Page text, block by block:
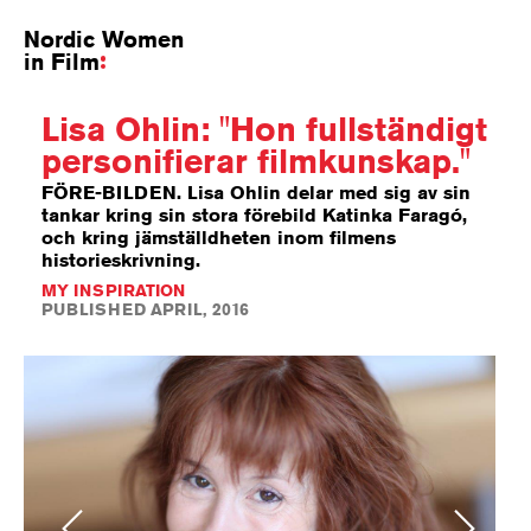
Nordic Women
in Film
Lisa Ohlin: "Hon fullständigt
personifierar filmkunskap."
FÖRE-BILDEN. Lisa Ohlin delar med sig av sin
tankar kring sin stora förebild Katinka Faragó,
och kring jämställdheten inom filmens
historieskrivning.
MY INSPIRATION
PUBLISHED APRIL, 2016